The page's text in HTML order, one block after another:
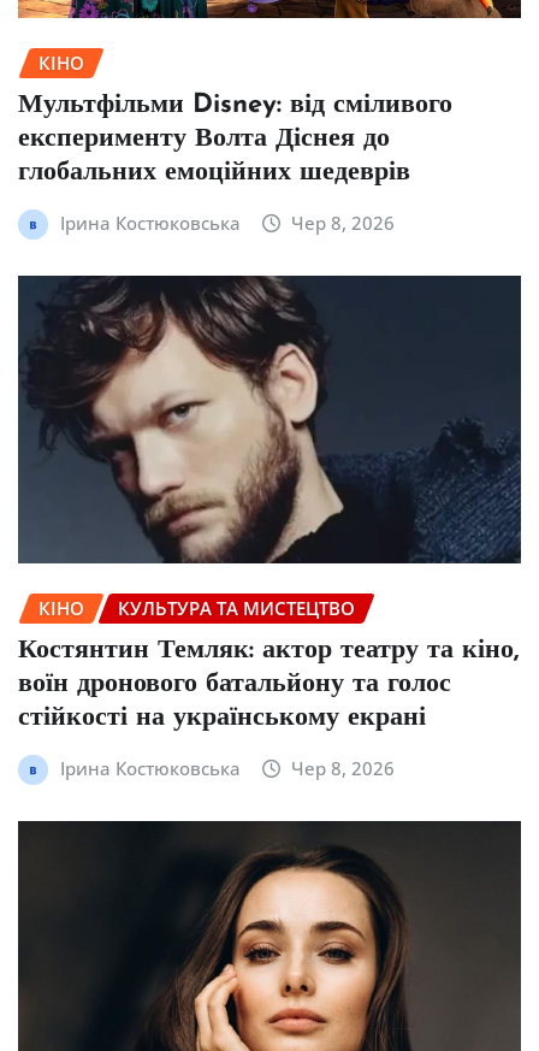
КІНО
Мультфільми Disney: від сміливого
експерименту Волта Діснея до
глобальних емоційних шедеврів
Ірина Костюковська Чер 8, 2026
КІНО КУЛЬТУРА ТА МИСТЕЦТВО
Костянтин Темляк: актор театру та кіно,
воїн дронового батальйону та голос
стійкості на українському екрані
Ірина Костюковська Чер 8, 2026